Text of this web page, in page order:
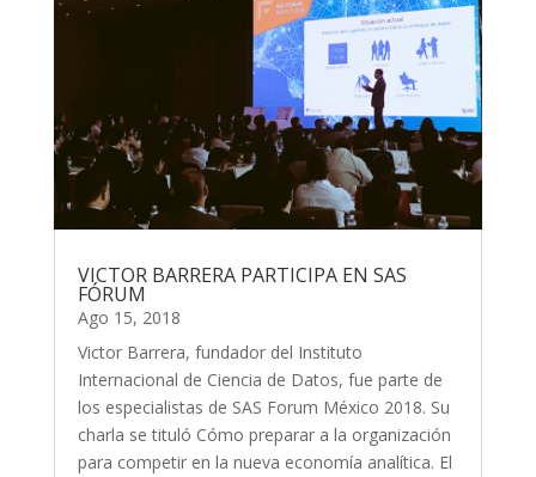
VICTOR BARRERA PARTICIPA EN SAS
FÓRUM
Ago 15, 2018
Victor Barrera, fundador del Instituto
Internacional de Ciencia de Datos, fue parte de
los especialistas de SAS Forum México 2018. Su
charla se tituló Cómo preparar a la organización
para competir en la nueva economía analítica. El